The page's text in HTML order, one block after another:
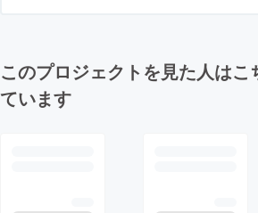
このプロジェクトを見た人はこ
ています